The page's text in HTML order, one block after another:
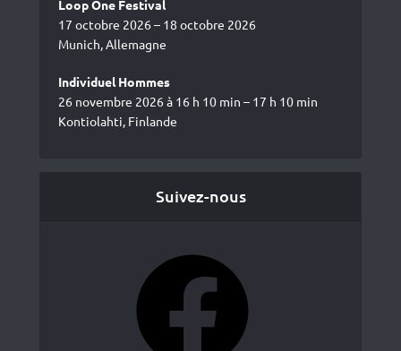
Loop One Festival
17 octobre 2026 – 18 octobre 2026
Munich, Allemagne
Individuel Hommes
26 novembre 2026 à 16 h 10 min – 17 h 10 min
Kontiolahti, Finlande
Suivez-nous